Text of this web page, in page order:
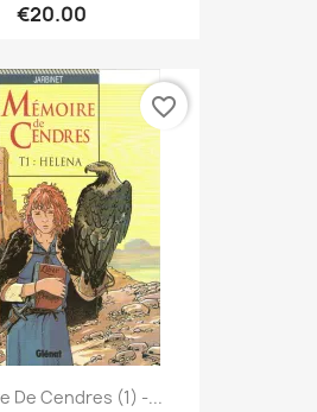
€20.00
De Cendres (1) -...
favorite_border